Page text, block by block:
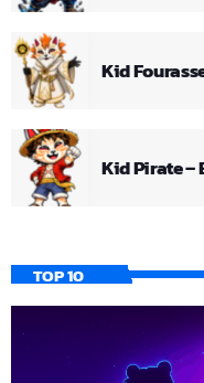
Kid
Kid Pirate –
TOP 10